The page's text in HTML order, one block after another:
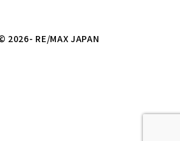
2026- RE/MAX JAPAN